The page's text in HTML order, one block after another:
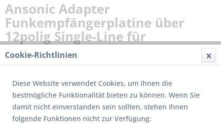
Ansonic Adapter
Funkempfängerplatine über
12polig Single-Line für
Hutschiene
Cookie-Richtlinien
Diese Website verwendet Cookies, um Ihnen die
bestmögliche Funktionalität bieten zu können. Wenn Sie
damit nicht einverstanden sein sollten, stehen Ihnen
folgende Funktionen nicht zur Verfügung: